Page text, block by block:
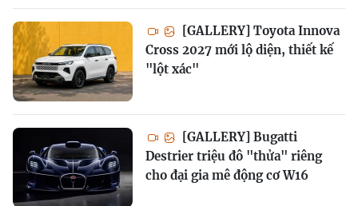
[GALLERY] Toyota Innova
Cross 2027 mới lộ diện, thiết kế
"lột xác"
[GALLERY] Bugatti
Destrier triệu đô "thửa" riêng
cho đại gia mê động cơ W16